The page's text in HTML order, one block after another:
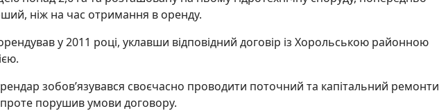
ніж на час отримання в оренду.
орендував у 2011 році, уклавши відповідний договір із Хорольською районною
зобов’язувався своєчасно проводити поточний та капітальний ремонти
проте порушив умови договору.